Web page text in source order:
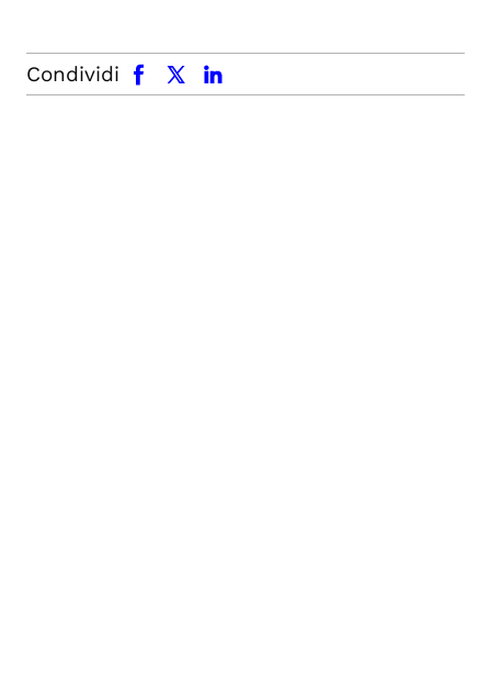
Condividi
facebook x.com linkedin